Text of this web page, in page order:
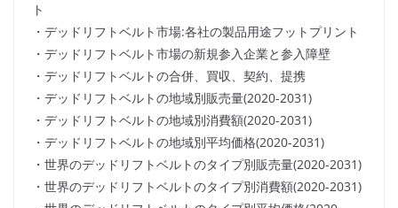
ト
・デッドリフトベルト市場:各社の製品用途フットプリント
・デッドリフトベルト市場の新規参入企業と参入障壁
・デッドリフトベルトの合併、買収、契約、提携
・デッドリフトベルトの地域別販売量(2020-2031)
・デッドリフトベルトの地域別消費額(2020-2031)
・デッドリフトベルトの地域別平均価格(2020-2031)
・世界のデッドリフトベルトのタイプ別販売量(2020-2031)
・世界のデッドリフトベルトのタイプ別消費額(2020-2031)